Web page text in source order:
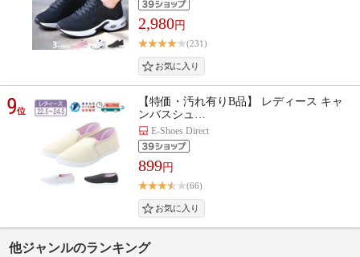
2,980円
(231)
9位
【特価・汚れ有りB品】 レディース キャ
ンバスシュ…
E-Shoes Direct
899円
(66)
他ジャンルのランキング